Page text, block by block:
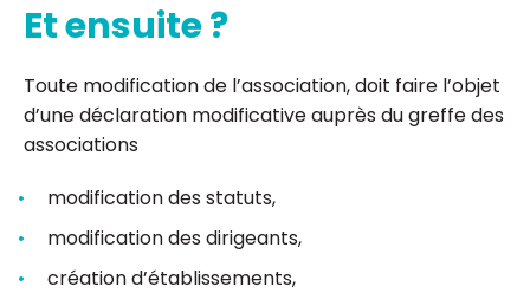
Et ensuite ?
Toute modification de l’association, doit faire l’objet
d’une déclaration modificative auprès du greffe des
associations
modification des statuts,
modification des dirigeants,
création d’établissements,